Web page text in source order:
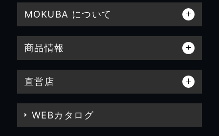
MOKUBA について
商品情報
直営店
WEBカタログ